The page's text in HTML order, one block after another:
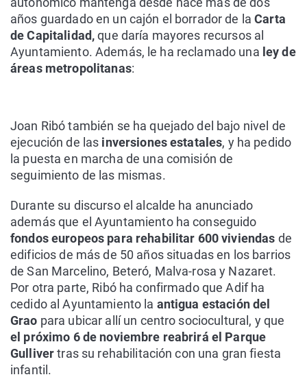
años guardado en un cajón el borrador de laCarta
de Capitalidad,que daría mayores recursos al
Ayuntamiento. Además, le ha reclamado una ley de
áreas metropolitanas:
Joan Ribó también se ha quejado del bajo nivel de
ejecución de las inversiones estatales, y ha pedido
la puesta en marcha de una comisión de
seguimiento de las mismas.
Durante su discurso el alcalde ha anunciado
además que el Ayuntamiento ha conseguido
fondos europeos para rehabilitar 600 viviendas de
edificios de más de 50 años situadas en los barrios
de San Marcelino, Beteró, Malva-rosa y Nazaret.
Por otra parte, Ribó ha confirmado que Adif ha
cedido al Ayuntamiento la antigua estación del
Grao para ubicar allí un centro sociocultural, y que
el próximo 6 de noviembre reabrirá el Parque
Gullivertras su rehabilitación con una gran fiesta
infantil.